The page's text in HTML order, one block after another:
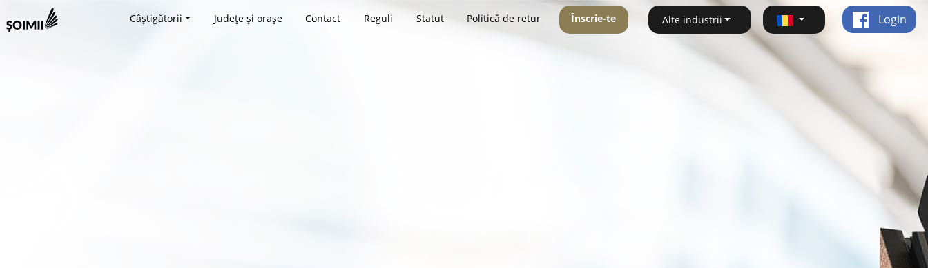
Câștigătorii Județe și orașe Contact Reguli Statut Politică de retur Înscrie-te Alte industrii Login